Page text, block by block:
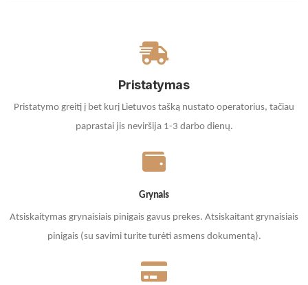
Pristatymas
Pristatymo greitį į bet kurį Lietuvos tašką nustato operatorius, tačiau
paprastai jis neviršija 1-3 darbo dienų.
Grynais
Atsiskaitymas grynaisiais pinigais gavus prekes. Atsiskaitant grynaisiais
pinigais (su savimi turite turėti asmens dokumentą).